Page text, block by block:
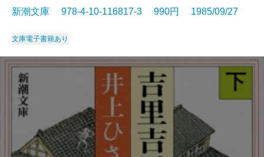
新潮文庫 978-4-10-116817-3 990円 1985/09/27
文庫電子書籍あり